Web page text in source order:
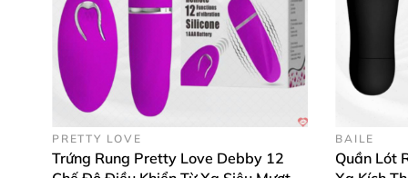
– Mai Thanh Thảo: “Thiết kế nhỏ gọn, dễ
Hãy trải nghiệm sự quyến rũ và khoái cảm
PRETTY LOVE
Trứng Rung Pretty Love Debby 12
BAILE
Quần Lót